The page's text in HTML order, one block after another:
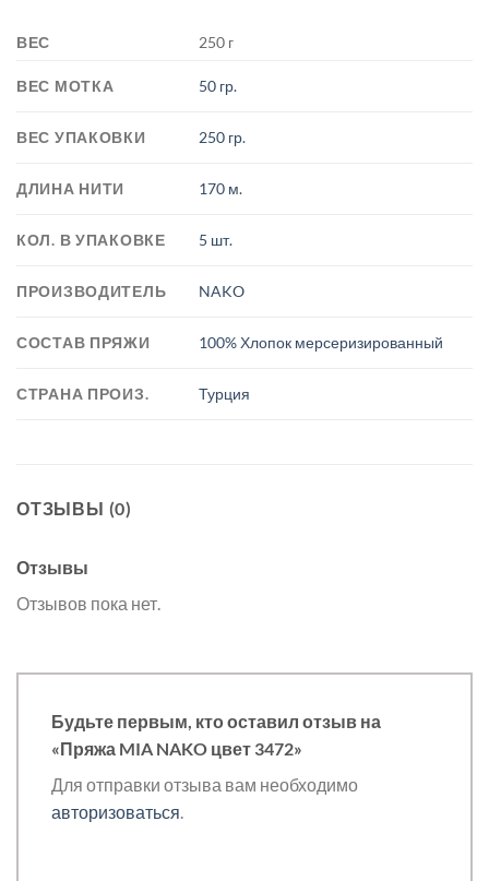
ВЕС 250 г
ВЕС МОТКА 50 гр.
ВЕС УПАКОВКИ 250 гр.
ДЛИНА НИТИ 170 м.
КОЛ. В УПАКОВКЕ 5 шт.
ПРОИЗВОДИТЕЛЬ NAKO
СОСТАВ ПРЯЖИ 100% Хлопок мерсеризированный
СТРАНА ПРОИЗ. Турция
ОТЗЫВЫ (0)
Отзывы
Отзывов пока нет.
Будьте первым, кто оставил отзыв на
«Пряжа MIA NAKO цвет 3472»
Для отправки отзыва вам необходимо
авторизоваться